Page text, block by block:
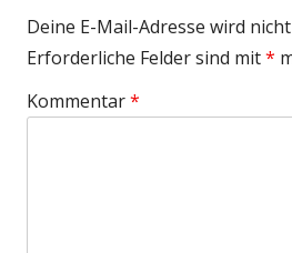
Deine E-Mail-Adresse wird
Erforderliche Felder sind mit*
Kommentar*